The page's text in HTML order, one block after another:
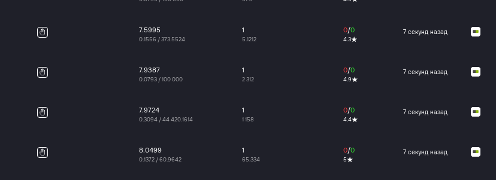
7.5995
0.1556 /373.5524
1
5.1212
0/0
4.3
7 секунд назад
7.9387
0.0793 /100 000
1
2 312
0/0
4.9
7 секунд назад
7.9724
0.3094 /44 420.1614
1
1 158
0/0
4.4
7 секунд назад
8.0499
0.1372 /60.9642
1
65.334
0/0
5
7 секунд назад